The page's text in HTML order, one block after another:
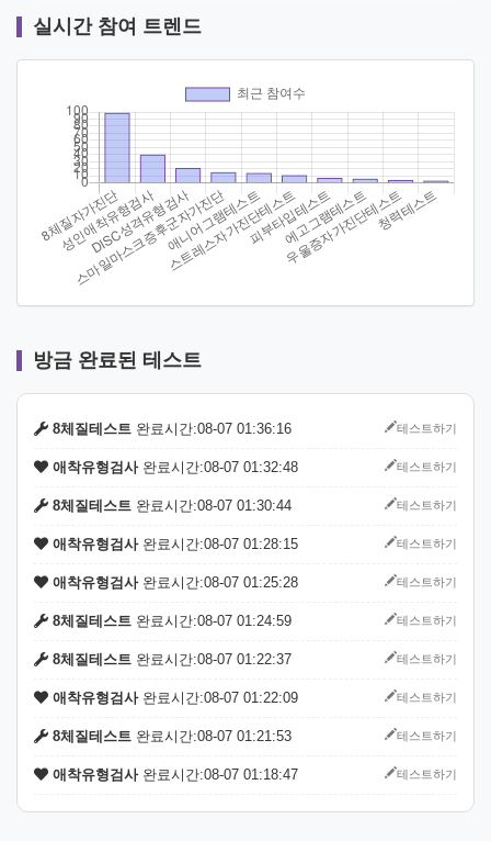
실시간 참여 트렌드
방금 완료된 테스트
8체질테스트 완료시간:08-07 01:36:16 테스트하기
애착유형검사완료시간:08-07 01:32:48 테스트하기
8체질테스트 완료시간:08-07 01:30:44 테스트하기
애착유형검사완료시간:08-07 01:28:15 테스트하기
애착유형검사완료시간:08-07 01:25:28 테스트하기
8체질테스트 완료시간:08-07 01:24:59 테스트하기
8체질테스트 완료시간:08-07 01:22:37 테스트하기
애착유형검사완료시간:08-07 01:22:09 테스트하기
8체질테스트 완료시간:08-07 01:21:53 테스트하기
애착유형검사완료시간:08-07 01:18:47 테스트하기